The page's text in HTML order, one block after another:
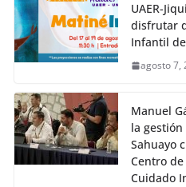
UAER-
disfrutar
Infantil
agosto 7,
Manuel
la
Sahuayo
Centro
Cuidado